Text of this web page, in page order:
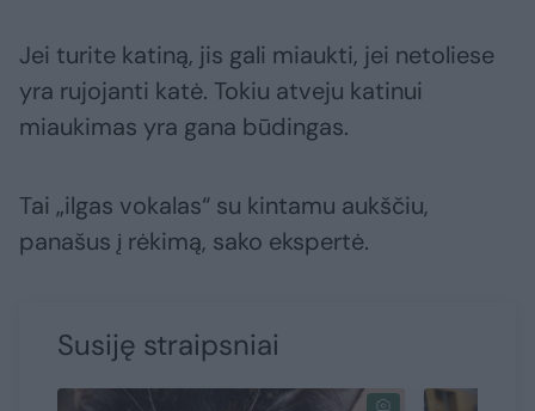
Jei turite katiną, jis gali miaukti, jei netoliese
yra rujojanti katė. Tokiu atveju katinui
miaukimas yra gana būdingas.
Tai „ilgas vokalas“ su kintamu aukščiu,
panašus į rėkimą, sako ekspertė.
Susiję straipsniai